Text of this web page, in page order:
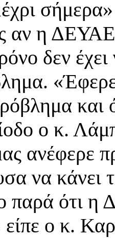
σήμερα»
αν η ΔΕΥΑΕ
δεν
και
ο κ.
ανέφερε
να κάνει
παρά ότι η
ο κ.